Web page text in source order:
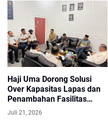
Haji Uma Dorong Solusi
Over Kapasitas Lapas dan
Penambahan Fasilitas
Rehabilitasi Narkoba di
Juli 21, 2026